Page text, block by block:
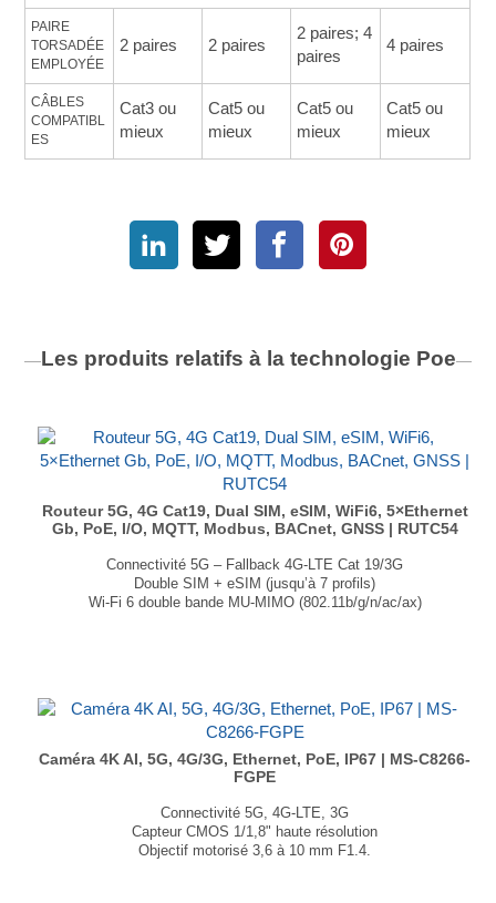
PAIRE
TORSADÉE
EMPLOYÉE
2 paires 2 paires
2 paires; 4
paires
4 paires
CÂBLES
COMPATIBL
ES
Cat3 ou
mieux
Cat5 ou
mieux
Cat5 ou
mieux
Cat5 ou
mieux
Les produits relatifs à la technologie Poe
Routeur 5G, 4G Cat19, Dual SIM, eSIM, WiFi6, 5×Ethernet
Gb, PoE, I/O, MQTT, Modbus, BACnet, GNSS | RUTC54
Connectivité 5G – Fallback 4G-LTE Cat 19/3G
Double SIM + eSIM (jusqu’à 7 profils)
Wi-Fi 6 double bande MU-MIMO (802.11b/g/n/ac/ax)
...
Caméra 4K AI, 5G, 4G/3G, Ethernet, PoE, IP67 | MS-C8266-
FGPE
Connectivité 5G, 4G-LTE, 3G
Capteur CMOS 1/1,8" haute résolution
Objectif motorisé 3,6 à 10 mm F1.4.